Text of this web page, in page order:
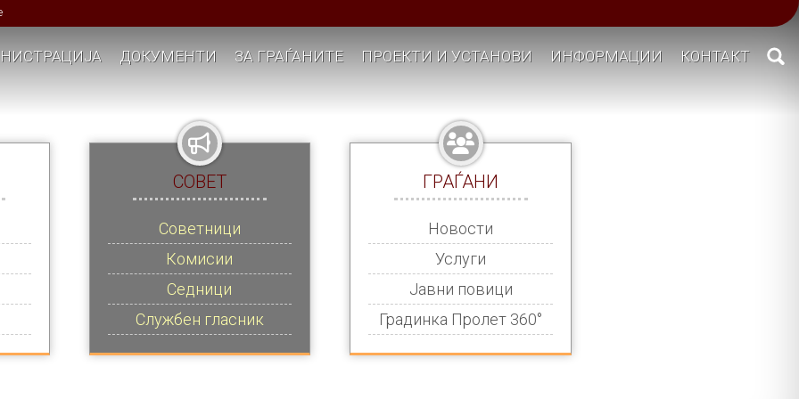
ДОКУМЕНТИ ЗА ГРАЃАНИТЕ ПРОЕКТИ И УСТАНОВИ ИНФОРМАЦИИ КОНТАКТ
СОВЕТ
Советници
Комисии
Седници
Службен гласник
ГРАЃАНИ
Новости
Услуги
Јавни повици
Градинка Пролет 360°